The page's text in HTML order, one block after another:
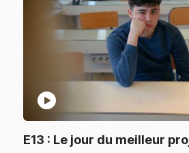
play_circle
E13 : Le jour du meilleur